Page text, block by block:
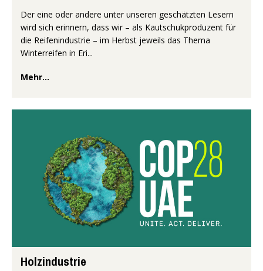
Der eine oder andere unter unseren geschätzten Lesern
wird sich erinnern, dass wir – als Kautschukproduzent für
die Reifenindustrie – im Herbst jeweils das Thema
Winterreifen in Eri...
Mehr...
Holzindustrie